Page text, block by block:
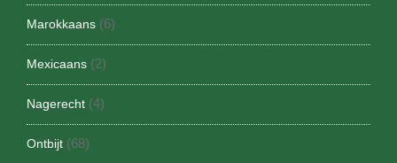
Marokkaans (6)
Mexicaans (2)
Nagerecht (4)
Ontbijt (68)